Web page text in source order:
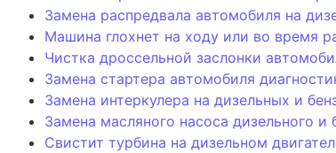
Замена распредвала автомобиля на
Машина глохнет на ходу или во время
Чистка дроссельной заслонки
Замена стартера автомобиля
Замена интеркулера на дизельных и
Замена масляного насоса дизельного и
Свистит турбина на дизельном